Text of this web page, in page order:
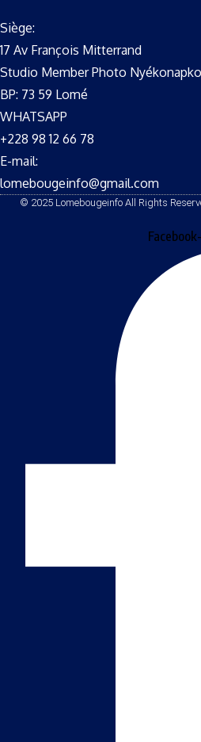
Siège:
17 Av François Mitterrand
Studio Member Photo
BP: 73 59 Lomé
WHATSAPP ‪
+228 98 12 66 78
E-mail:
lomebougeinfo@gmail.com
© 2025 Lomebougeinfo All Rights